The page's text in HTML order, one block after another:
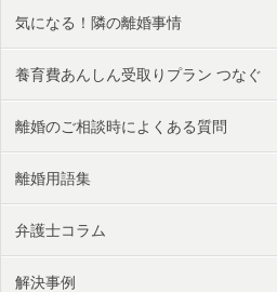
気になる！隣の離婚事情
養育費あんしん受取りプラン つなぐ
離婚のご相談時によくある質問
離婚用語集
弁護士コラム
解決事例